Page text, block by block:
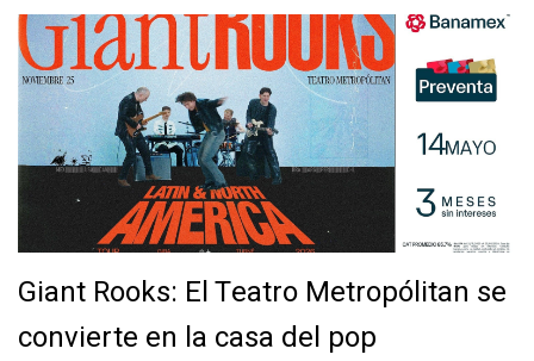
Giant Rooks: El Teatro Metropólitan se
convierte en la casa del pop